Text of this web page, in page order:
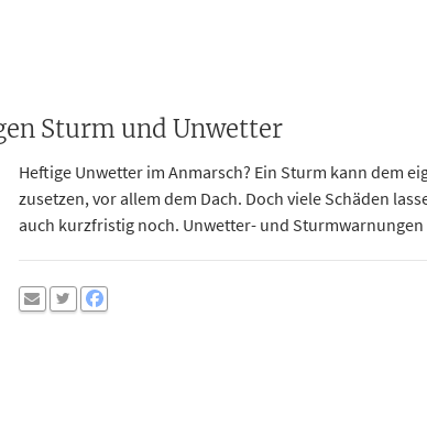
Sturm und Unwetter
Heftige Unwetter im Anmarsch? Ein Sturm kann dem
zusetzen, vor allem dem Dach. Doch viele Schäden
auch kurzfristig noch. Unwetter- und